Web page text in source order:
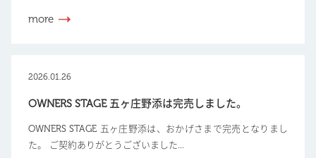
more
2026.01.26
OWNERS STAGE 五ヶ庄野添は完売しました。
OWNERS STAGE 五ヶ庄野添は、おかげさまで完売となりまし
た。 ご契約ありがとうございました...